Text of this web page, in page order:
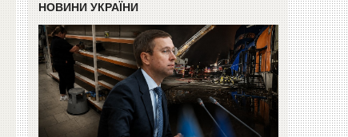
НОВИНИ УКРАЇНИ